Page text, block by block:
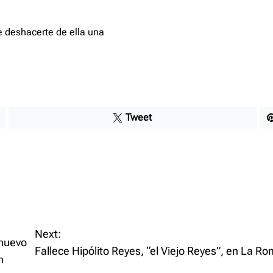
deshacerte de ella una
Tweet
Next:
Fallece Hipólito Reyes, “el Viejo Reyes”, en La